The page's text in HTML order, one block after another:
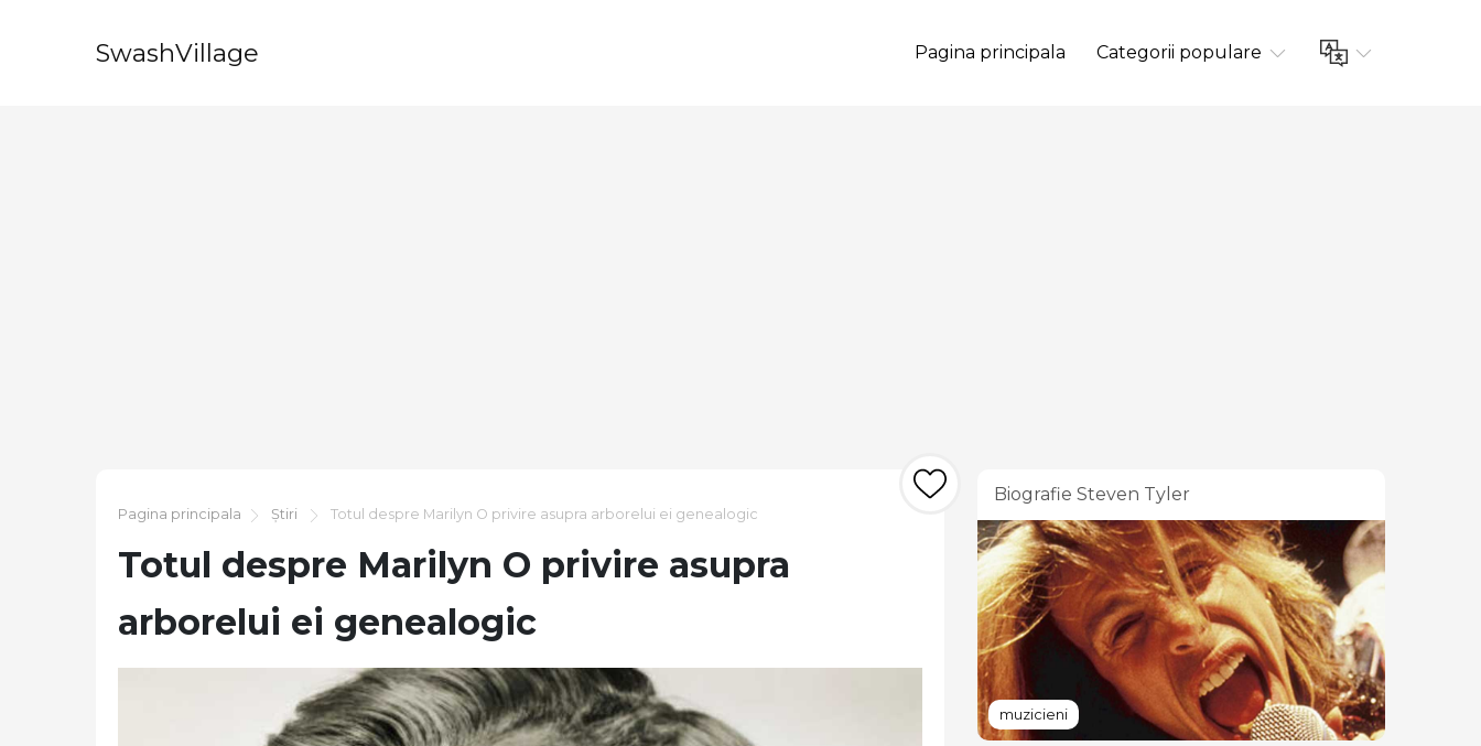
SwashVillage Pagina principala Categorii populare
Pagina principala Știri Totul despre Marilyn O privire asupra arborelui ei genealogic
Totul despre Marilyn O privire asupra
arborelui ei genealogic
Biografie Steven Tyler
muzicieni